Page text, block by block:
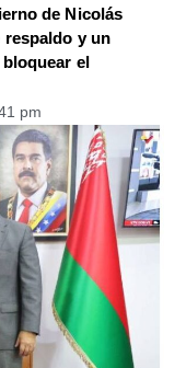
de Nicolás
respaldo y un
el
pm